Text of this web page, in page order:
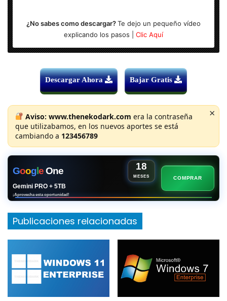
¿No sabes como descargar?Te dejo un pequeño vídeo
explicando los pasos |
Clic Aquí
Descargar Ahora Bajar Gratis
Aviso: www.thenekodark.com era la contraseña
que utilizabamos, en los nuevos aportes se está
cambiando a 123456789
×
GoogeOne 18
MESES
Gemini PRO + 5TB
¡Aprovecha esta oportunidad!
COMPRAR
Publicaciones relacionadas